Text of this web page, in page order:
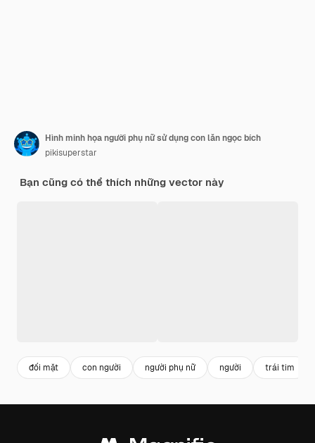
Hình minh họa người phụ nữ sử dụng con lăn ngọc bích
pikisuperstar
Bạn cũng có thể thích những vector này
đối mặt con người người phụ nữ người trái tim